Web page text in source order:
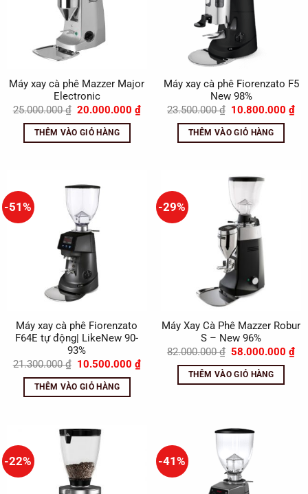
Máy xay cà phê Mazzer Major
Electronic
25.000.000₫ Giá
là:
25.000.000 ₫.
20.000.000₫Giá
THÊM VÀO GIỎ HÀNG
Máy xay cà phê Fiorenzato F5
New 98%
23.500.000₫ Giá
là:
23.500.000 ₫.
10.800.000₫
THÊM VÀO GIỎ HÀNG
-51%
Máy xay cà phê Fiorenzato
F64E tự động| LikeNew 90-
93%
21.300.000₫ Giá
là:
21.300.000 ₫.
10.500.000₫Giá
THÊM VÀO GIỎ HÀNG
-29%
Máy Xay Cà Phê Mazzer Robur
S – New 96%
82.000.000₫ Giá
là:
82.000.000 ₫.
58.000.000₫
THÊM VÀO GIỎ HÀNG
-22% -41%